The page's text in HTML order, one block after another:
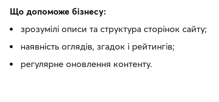
Що допоможе бізнесу:
зрозумілі описи та структура сторінок сайту;
наявність оглядів, згадок і рейтингів;
регулярне оновлення контенту.